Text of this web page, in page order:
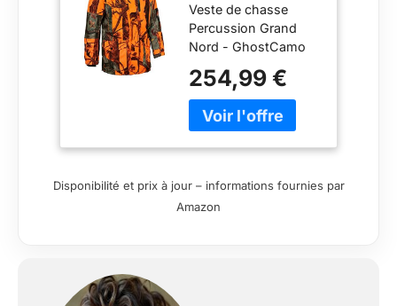
Ghostcamo
Blaze
Black/Forest
Percussion
Veste de chasse
Percussion Grand
Nord - GhostCamo
> Vêtement de
chasse Homme >
Vestes de chasse La
est une véritable
arme anti-froid :
254,99 €
Disponibilité et prix à jour – informations fournies par
Amazon